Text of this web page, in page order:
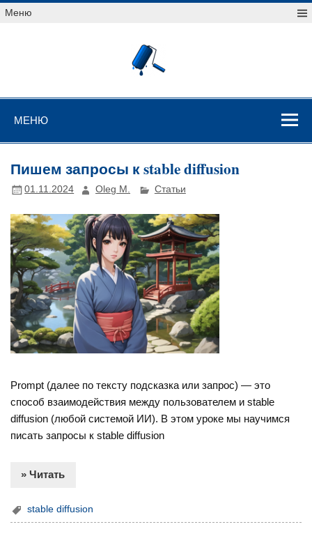
Перейти
Меню
графики
МЕНЮ
Пишем запросы к stable diffusion
01.11.2024 Oleg M. Статьи
Prompt (далее по тексту подсказка или запрос) — это
способ взаимодействия между пользователем и stable
diffusion (любой системой ИИ). В этом уроке мы научимся
писать запросы к stable diffusion
» Читать
stable diffusion